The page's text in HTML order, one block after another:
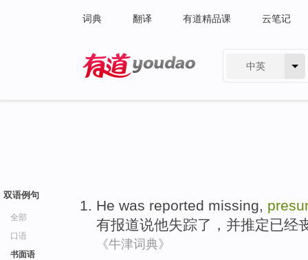
词典 翻译 有道精品课 云笔记
中英
双语例句
全部
口语
书面语
He was reported missing,
有报道说他失踪了 ， 并推定已经
《牛津词典》